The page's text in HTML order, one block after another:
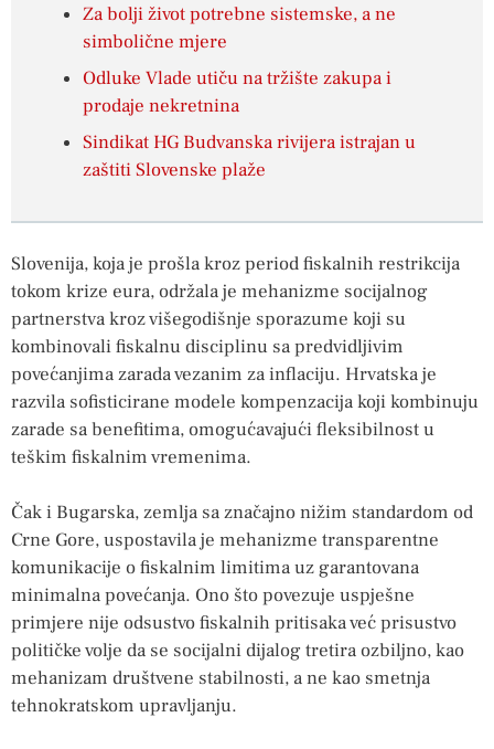
Za bolji život potrebne sistemske, a ne
simbolične mjere
Odluke Vlade utiču na tržište zakupa i
prodaje nekretnina
Sindikat HG Budvanska rivijera istrajan u
zaštiti Slovenske plaže
Slovenija, koja je prošla kroz period fiskalnih restrikcija
tokom krize eura, održala je mehanizme socijalnog
partnerstva kroz višegodišnje sporazume koji su
kombinovali fiskalnu disciplinu sa predvidljivim
povećanjima zarada vezanim za inflaciju. Hrvatska je
razvila sofisticirane modele kompenzacija koji kombinuju
zarade sa benefitima, omogućavajući fleksibilnost u
teškim fiskalnim vremenima.
Čak i Bugarska, zemlja sa značajno nižim standardom od
Crne Gore, uspostavila je mehanizme transparentne
komunikacije o fiskalnim limitima uz garantovana
minimalna povećanja. Ono što povezuje uspješne
primjere nije odsustvo fiskalnih pritisaka već prisustvo
političke volje da se socijalni dijalog tretira ozbiljno, kao
mehanizam društvene stabilnosti, a ne kao smetnja
tehnokratskom upravljanju.